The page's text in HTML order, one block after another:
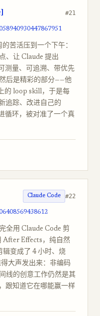
#21
苦活压到一个下午：
、让 Claude 提出
测量、可追溯、带优先
后是精彩的部分——他
的 loop skill，于是每
追踪、改进自己的
循环，被对准了一个真
Claude Code #22
全用 Claude Code 剪
After Effects，纯自然
辑变成了 4 小时、烧
大声发出来：非编码
线的创意工作仍然是其
跟知道它在哪能赢一样